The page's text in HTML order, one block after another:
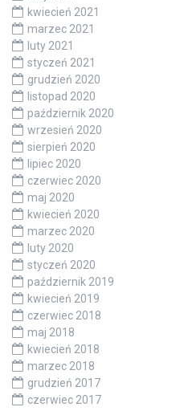
kwiecień 2021
marzec 2021
luty 2021
styczeń 2021
grudzień 2020
listopad 2020
październik 2020
wrzesień 2020
sierpień 2020
lipiec 2020
czerwiec 2020
maj 2020
kwiecień 2020
marzec 2020
luty 2020
styczeń 2020
październik 2019
kwiecień 2019
czerwiec 2018
maj 2018
kwiecień 2018
marzec 2018
grudzień 2017
czerwiec 2017